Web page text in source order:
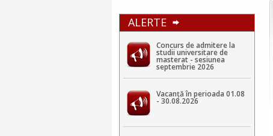
ALERTE
Concurs de admitere la
studii universitare de
masterat - sesiunea
septembrie 2026
Vacanță în perioada 01.08
- 30.08.2026